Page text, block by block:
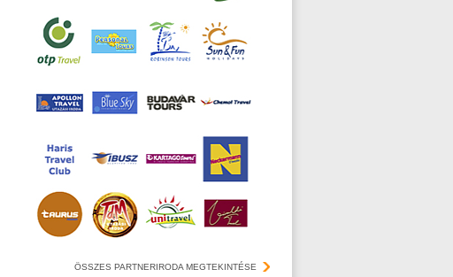
ÖSSZES PARTNERIRODA MEGTEKINTÉSE